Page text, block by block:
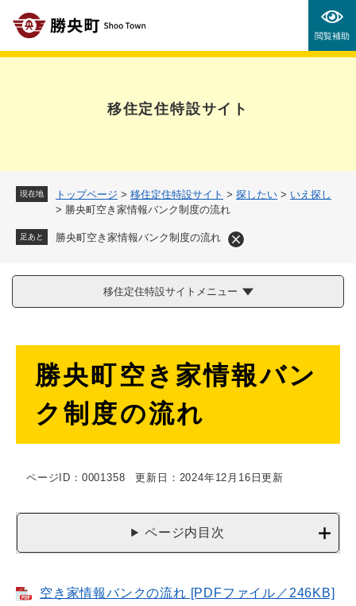
の
閲覧補助
移住定住特設サイト
現在地 トップページ > 移住定住特設サイト > 探したい > いえ探し
> 勝央町空き家情報バンク制度の流れ
足あと 勝央町空き家情報バンク制度の流れ
移住定住特設サイトメニュー
勝央町空き家情報バン
ク制度の流れ
ページID：0001358 更新日：2024年12月16日更新
ページ内目次
空き家情報バンクの流れ [PDFファイル／246KB]